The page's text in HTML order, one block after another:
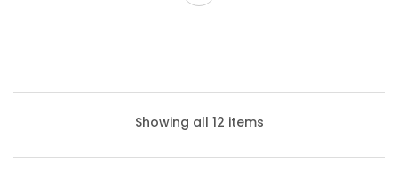
Showing all 12 items